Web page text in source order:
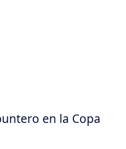
en la Copa